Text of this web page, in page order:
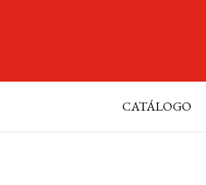
CATÁLOGO